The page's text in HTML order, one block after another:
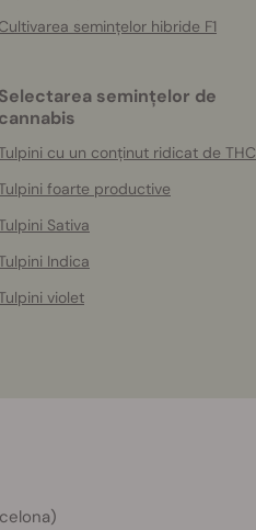
Cultivarea semințelor hibride F1
Selectarea semințelor de
cannabis
cu un conținut ridicat de THC
foarte productive
Sativa
Indica
violet